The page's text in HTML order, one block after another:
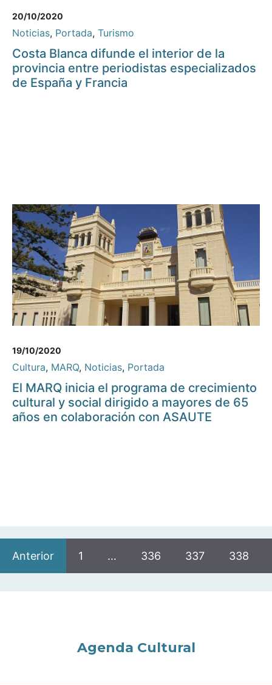
20/10/2020
Noticias, Portada, Turismo
Costa Blanca difunde el interior de la
provincia entre periodistas especializados
de España y Francia
19/10/2020
Cultura, MARQ, Noticias, Portada
El MARQ inicia el programa de crecimiento
cultural y social dirigido a mayores de 65
años en colaboración con ASAUTE
Anterior 1 … 336 337 338
Agenda Cultural